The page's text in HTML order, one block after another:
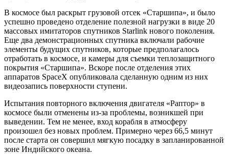
В космосе был раскрыт грузовой отсек «Старшипа», и было
успешно проведено отделение полезной нагрузки в виде 20
массовых имитаторов спутников Starlink нового поколения.
Еще два демонстрационных спутника включали рабочие
элементы будущих спутников, которые предполагалось
отработать в космосе, и камеры для съемки теплозащитного
покрытия «Старшипа». Вскоре после отделения этих
аппаратов SpaceX опубликовала сделанную одним из них
видеозапись поверхности ступени.
Испытания повторного включения двигателя «Раптор» в
космосе были отменены из-за проблемы, возникшей при
выведении. Тем не менее, вход корабля в атмосферу
произошел без новых проблем. Примерно через 66,5 минут
после старта он совершил мягкую посадку в запланированной
зоне Индийского океана.